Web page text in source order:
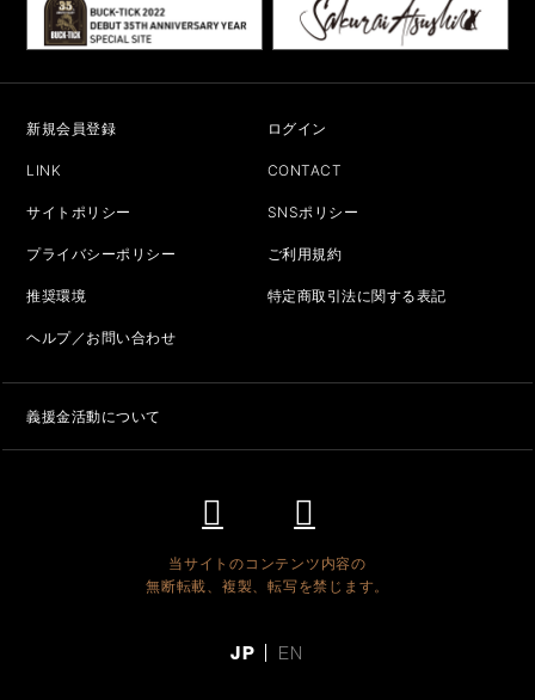
新規会員登録 ログイン
LINK CONTACT
サイトポリシー SNSポリシー
プライバシーポリシー ご利用規約
推奨環境 特定商取引法に関する表記
ヘルプ／お問い合わせ
義援金活動について
当サイトのコンテンツ内容の
無断転載、複製、転写を禁じます。
JP EN